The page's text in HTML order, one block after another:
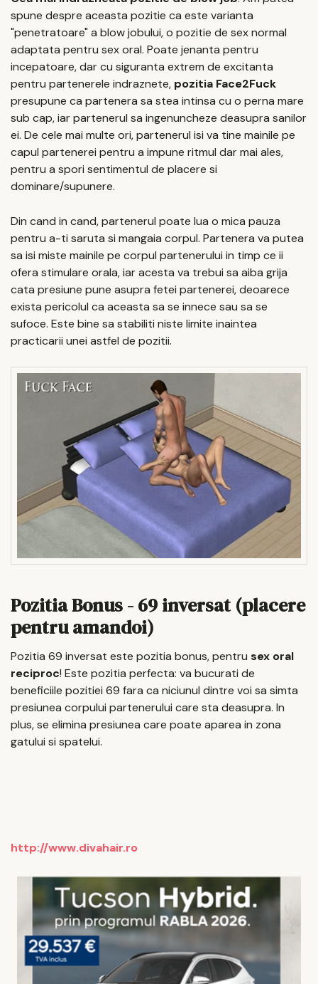
spune despre aceasta pozitie ca este varianta
"penetratoare" a blow jobului, o pozitie de sex normal
adaptata pentru sex oral. Poate jenanta pentru
incepatoare, dar cu siguranta extrem de excitanta
pentru partenerele indraznete, pozitia Face2Fuck
presupune ca partenera sa stea intinsa cu o perna mare
sub cap, iar partenerul sa ingenuncheze deasupra sanilor
ei. De cele mai multe ori, partenerul isi va tine mainile pe
capul partenerei pentru a impune ritmul dar mai ales,
pentru a spori sentimentul de placere si
dominare/supunere.
Din cand in cand, partenerul poate lua o mica pauza
pentru a-ti saruta si mangaia corpul. Partenera va putea
sa isi miste mainile pe corpul partenerului in timp ce ii
ofera stimulare orala, iar acesta va trebui sa aiba grija
cata presiune pune asupra fetei partenerei, deoarece
exista pericolul ca aceasta sa se innece sau sa se
sufoce. Este bine sa stabiliti niste limite inaintea
practicarii unei astfel de pozitii.
Pozitia Bonus - 69 inversat (placere
pentru amandoi)
Pozitia 69 inversat este pozitia bonus, pentru sex oral
reciproc! Este pozitia perfecta: va bucurati de
beneficiile pozitiei 69 fara ca niciunul dintre voi sa simta
presiunea corpului partenerului care sta deasupra. In
plus, se elimina presiunea care poate aparea in zona
gatului si spatelui.
http://www.divahair.ro